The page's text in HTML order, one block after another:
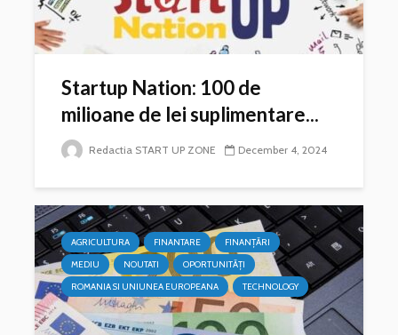
Startup Nation: 100 de
milioane de lei suplimentare...
Redactia START UP ZONE December 4, 2024
AGRICULTURA FINANTARE
FINANȚĂRI
MEDIU
NOUTATI
OPORTUNITĂȚI
ROMANIA SI UNIUNEA EUROPEANA
TECHNOLOGY